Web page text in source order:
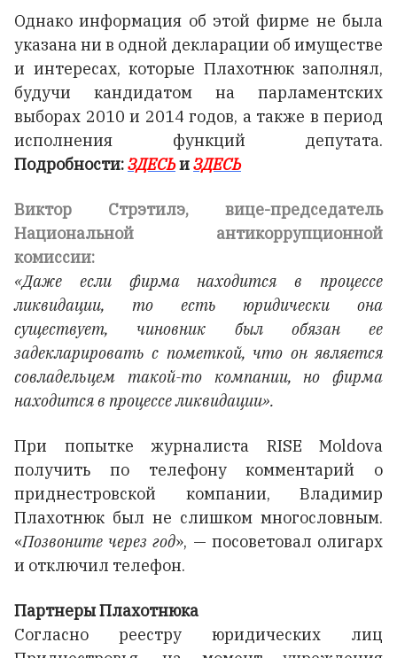
Однако информация об этой фирме не была
указана ни в одной декларации об имуществе
и интересах, которые Плахотнюк заполнял,
будучи кандидатом на парламентских
выборах 2010 и 2014 годов, а также в период
исполнения функций депутата.
Подробности:ЗДЕСЬиЗДЕСЬ
Виктор Стрэтилэ, вице-председатель
Национальной антикоррупционной
комиссии:
«Даже если фирма находится в процессе
ликвидации, то есть юридически она
существует, чиновник был обязан ее
задекларировать с пометкой, что он является
совладельцем такой-то компании, но фирма
находится в процессе ликвидации».
При попытке журналиста RISE Moldova
получить по телефону комментарий о
приднестровской компании, Владимир
Плахотнюк был не слишком многословным.
«Позвоните через год», — посоветовал олигарх
и отключил телефон.
Партнеры Плахотнюка
Согласно реестру юридических лиц